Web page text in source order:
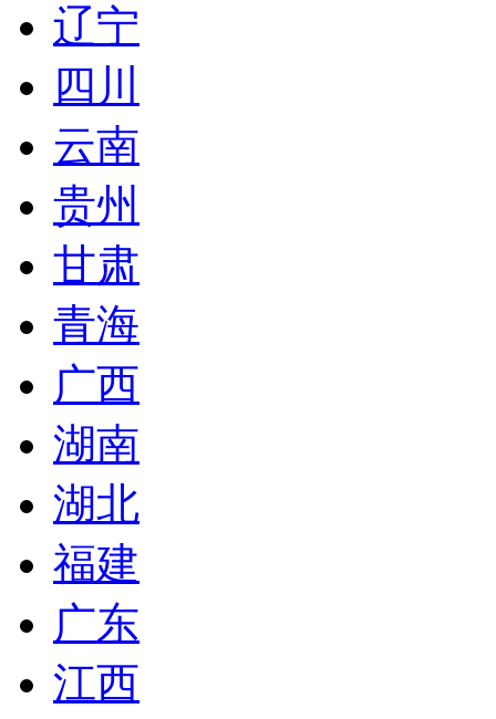
辽宁
四川
云南
贵州
甘肃
青海
广西
湖南
湖北
福建
广东
江西